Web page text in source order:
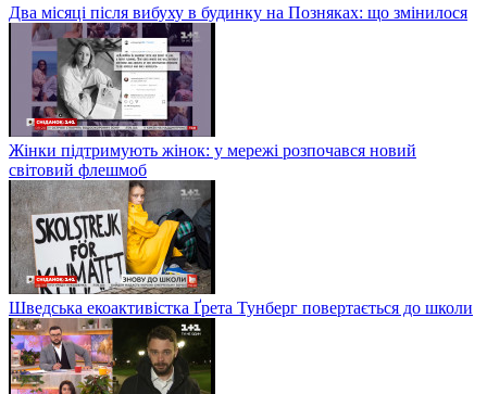
Два місяці після вибуху в будинку на Позняках: що змінилося
Жінки підтримують жінок: у мережі розпочався новий
світовий флешмоб
Шведська екоактивістка Ґрета Тунберг повертається до школи